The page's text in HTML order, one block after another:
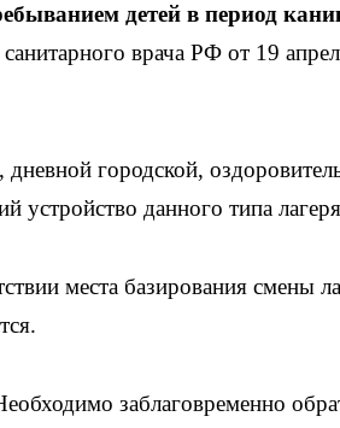
детей в период
врача РФ от 19
городской,
устройство данного типа
места базирования смены
заблаговременно